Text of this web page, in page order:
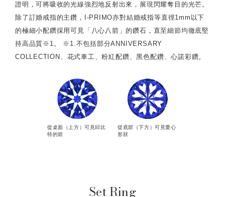
證明，可將吸收的光線強烈地反射出來，展現閃耀奪目的光芒。
除了訂婚戒指的主鑽，I-PRIMO亦對結婚戒指等直徑1mm以下
的極細小配鑽採用可見「八心八箭」的鑽石，直至細節均徹底堅
持高品質※1。 ※1.不包括部分ANNIVERSARY
COLLECTION、花式車工、粉紅配鑽、黑色配鑽、心諾彩鑽。
從桌面（上方）可見邱比
特的箭
從底部（下方）可見愛心
形狀
Set Ring